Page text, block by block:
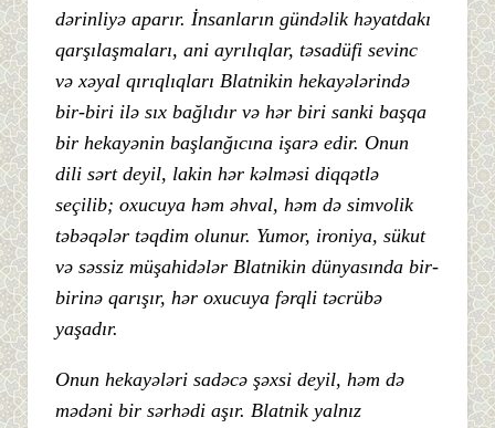
dərinliyə aparır. İnsanların gündəlik həyatdakı
qarşılaşmaları, ani ayrılıqlar, təsadüfi sevinc
və xəyal qırıqlıqları Blatnikin hekayələrində
bir-biri ilə sıx bağlıdır və hər biri sanki başqa
bir hekayənin başlanğıcına işarə edir. Onun
dili sərt deyil, lakin hər kəlməsi diqqətlə
seçilib; oxucuya həm əhval, həm də simvolik
təbəqələr təqdim olunur. Yumor, ironiya, sükut
və səssiz müşahidələr Blatnikin dünyasında bir-
birinə qarışır, hər oxucuya fərqli təcrübə
yaşadır.
Onun hekayələri sadəcə şəxsi deyil, həm də
mədəni bir sərhədi aşır. Blatnik yalnız